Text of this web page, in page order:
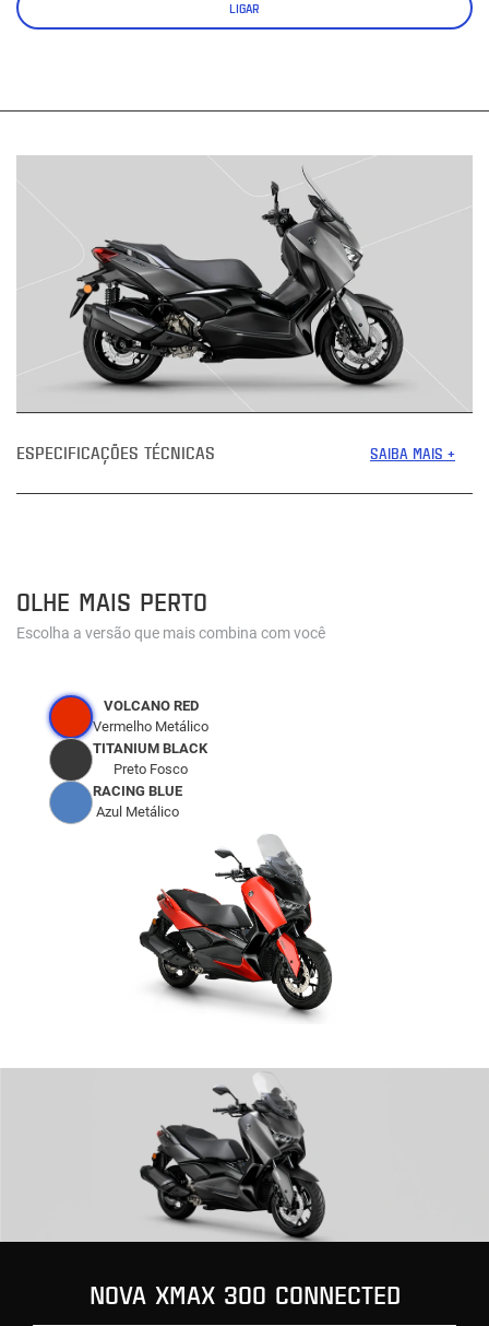
LIGAR
ESPECIFICAÇÕES TÉCNICAS SAIBA MAIS +
OLHE MAIS PERTO
Escolha a versão que mais combina com você
VOLCANO RED
Vermelho Metálico
TITANIUM BLACK
Preto Fosco
RACING BLUE
Azul Metálico
NOVA XMAX 300 CONNECTED